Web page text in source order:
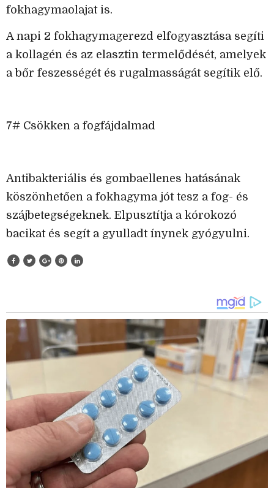
fokhagymaolajat is.
A napi 2 fokhagymagerezd elfogyasztása segíti
a kollagén és az elasztin termelődését, amelyek
a bőr feszességét és rugalmasságát segítik elő.
7# Csökken a fogfájdalmad
Antibakteriális és gombaellenes hatásának
köszönhetően a fokhagyma jót tesz a fog- és
szájbetegségeknek. Elpusztítja a kórokozó
bacikat és segít a gyulladt ínynek gyógyulni.